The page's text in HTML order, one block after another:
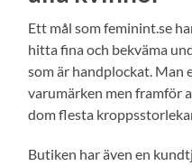
Ett mål som feminint.se
hitta fina och bekväma
som är handplockat. Man
varumärken men framför
dom flesta
Butiken har även en